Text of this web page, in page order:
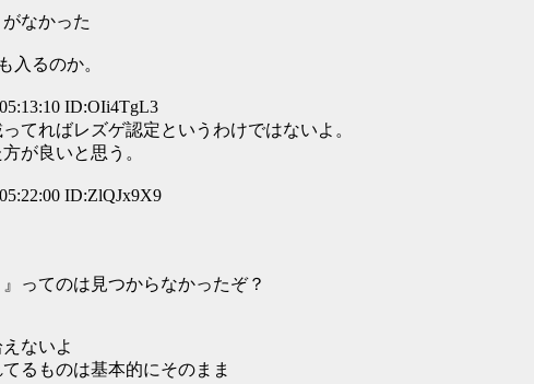
なかった
入るのか。
ID:OIi4TgL3
てればレズゲ認定というわけではないよ。
が良いと思う。
ID:ZlQJx9X9
ってのは見つからなかったぞ？
ないよ
るものは基本的にそのまま